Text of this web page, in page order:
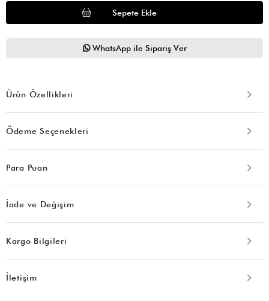
WhatsApp ile Sipariş Ver
Ürün Özellikleri
Ödeme Seçenekleri
Para Puan
İade ve Değişim
Kargo Bilgileri
İletişim